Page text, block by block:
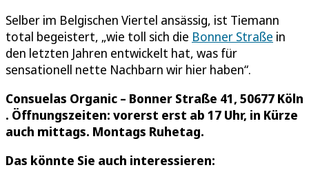
Selber im Belgischen Viertel ansässig, ist Tiemann
total begeistert, „wie toll sich die Bonner Straße in
den letzten Jahren entwickelt hat, was für
sensationell nette Nachbarn wir hier haben“.
Consuelas Organic – Bonner Straße 41, 50677 Köln
. Öffnungszeiten: vorerst erst ab 17 Uhr, in Kürze
auch mittags. Montags Ruhetag.
Das könnte Sie auch interessieren: